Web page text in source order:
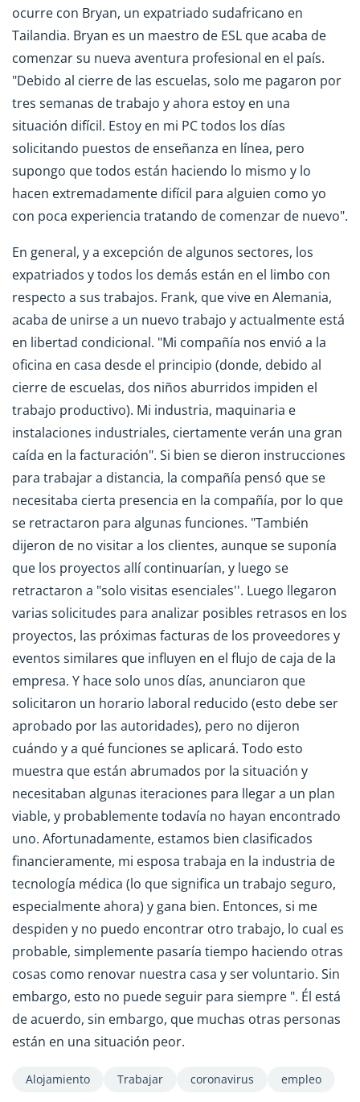
ocurre con Bryan, un expatriado sudafricano en
Tailandia. Bryan es un maestro de ESL que acaba de
comenzar su nueva aventura profesional en el país.
"Debido al cierre de las escuelas, solo me pagaron por
tres semanas de trabajo y ahora estoy en una
situación difícil. Estoy en mi PC todos los días
solicitando puestos de enseñanza en línea, pero
supongo que todos están haciendo lo mismo y lo
hacen extremadamente difícil para alguien como yo
con poca experiencia tratando de comenzar de nuevo".
En general, y a excepción de algunos sectores, los
expatriados y todos los demás están en el limbo con
respecto a sus trabajos. Frank, que vive en Alemania,
acaba de unirse a un nuevo trabajo y actualmente está
en libertad condicional. "Mi compañía nos envió a la
oficina en casa desde el principio (donde, debido al
cierre de escuelas, dos niños aburridos impiden el
trabajo productivo). Mi industria, maquinaria e
instalaciones industriales, ciertamente verán una gran
caída en la facturación". Si bien se dieron instrucciones
para trabajar a distancia, la compañía pensó que se
necesitaba cierta presencia en la compañía, por lo que
se retractaron para algunas funciones. "También
dijeron de no visitar a los clientes, aunque se suponía
que los proyectos allí continuarían, y luego se
retractaron a "solo visitas esenciales''. Luego llegaron
varias solicitudes para analizar posibles retrasos en los
proyectos, las próximas facturas de los proveedores y
eventos similares que influyen en el flujo de caja de la
empresa. Y hace solo unos días, anunciaron que
solicitaron un horario laboral reducido (esto debe ser
aprobado por las autoridades), pero no dijeron
cuándo y a qué funciones se aplicará. Todo esto
muestra que están abrumados por la situación y
necesitaban algunas iteraciones para llegar a un plan
viable, y probablemente todavía no hayan encontrado
uno. Afortunadamente, estamos bien clasificados
financieramente, mi esposa trabaja en la industria de
tecnología médica (lo que significa un trabajo seguro,
especialmente ahora) y gana bien. Entonces, si me
despiden y no puedo encontrar otro trabajo, lo cual es
probable, simplemente pasaría tiempo haciendo otras
cosas como renovar nuestra casa y ser voluntario. Sin
embargo, esto no puede seguir para siempre ". Él está
de acuerdo, sin embargo, que muchas otras personas
están en una situación peor.
Alojamiento Trabajar coronavirus empleo